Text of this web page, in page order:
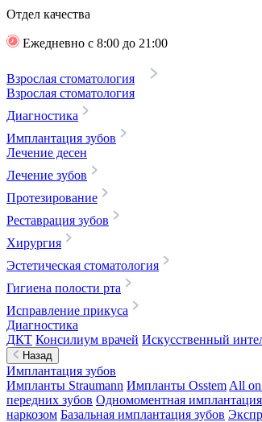
Отдел качества
Ежедневно с 8:00 до 21:00
Взрослая стоматология
Взрослая стоматология
Диагностика
Имплантация зубов
Лечение десен
Лечение зубов
Протезирование
Реставрация зубов
Хирургия
Эстетическая стоматология
Гигиена полости рта
Исправление прикуса
Диагностика
ДКТ Консилиум врачей Искусственный
Назад
Имплантация зубов
Импланты Straumann Импланты Osstem All
передних зубов Одномоментная имплантация
наркозом Базальная имплантация зубов